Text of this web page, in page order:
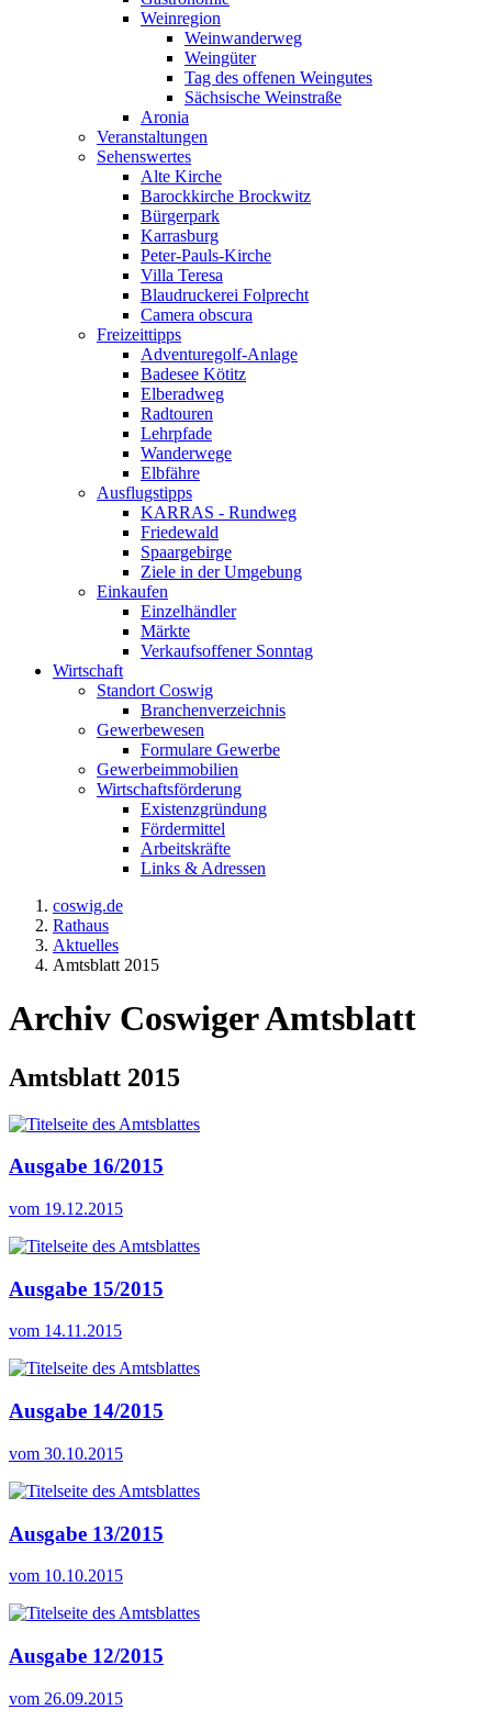
Weinregion
Weinwanderweg
Weingüter
Tag des offenen Weingutes
Sächsische Weinstraße
Aronia
Veranstaltungen
Sehenswertes
Alte Kirche
Barockkirche Brockwitz
Bürgerpark
Karrasburg
Peter-Pauls-Kirche
Villa Teresa
Blaudruckerei Folprecht
Camera obscura
Freizeittipps
Adventuregolf-Anlage
Badesee Kötitz
Elberadweg
Radtouren
Lehrpfade
Wanderwege
Elbfähre
Ausflugstipps
KARRAS - Rundweg
Friedewald
Spaargebirge
Ziele in der Umgebung
Einkaufen
Einzelhändler
Märkte
Verkaufsoffener Sonntag
Wirtschaft
Standort Coswig
Branchenverzeichnis
Gewerbewesen
Formulare Gewerbe
Gewerbeimmobilien
Wirtschaftsförderung
Existenzgründung
Fördermittel
Arbeitskräfte
Links & Adressen
coswig.de
Rathaus
Aktuelles
Amtsblatt 2015
Archiv Coswiger Amtsblatt
Amtsblatt 2015
Ausgabe 16/2015
vom 19.12.2015
Ausgabe 15/2015
vom 14.11.2015
Ausgabe 14/2015
vom 30.10.2015
Ausgabe 13/2015
vom 10.10.2015
Ausgabe 12/2015
vom 26.09.2015